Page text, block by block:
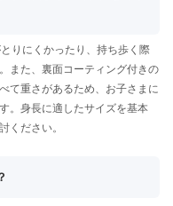
りにくかったり、持ち歩く際
また、裏面コーティング付きの
て重さがあるため、お子さまに
。身長に適したサイズを基本
ください。